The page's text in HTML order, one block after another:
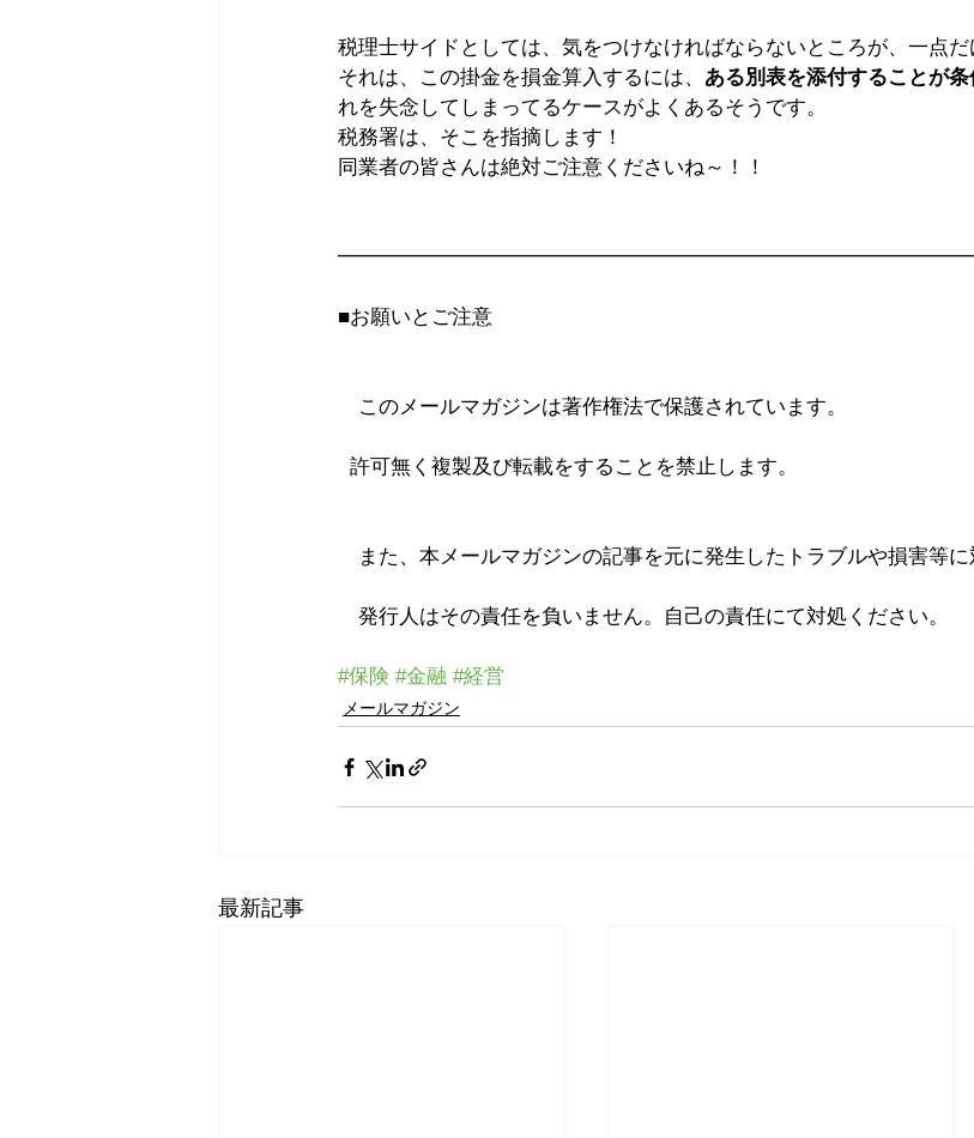
税理士サイドとしては、気をつけなければならないところが、一点だ
それは、この掛金を損金算入するには、 ある別表を添付することが条
れを失念してしまってるケースがよくあるそうです。
税務署は、そこを指摘します！
同業者の皆さんは絶対ご注意くださいね～！！
■お願いとご注意
このメールマガジンは著作権法で保護されています。
  許可無く複製及び転載をすることを禁止します。
また、本メールマガジンの記事を元に発生したトラブルや損害等に
発行人はその責任を負いません。自己の責任にて対処ください。
#保険 #金融 #経営
メールマガジン
最新記事